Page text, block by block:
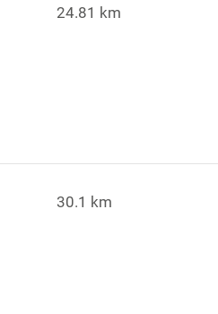
24.81 km
30.1 km